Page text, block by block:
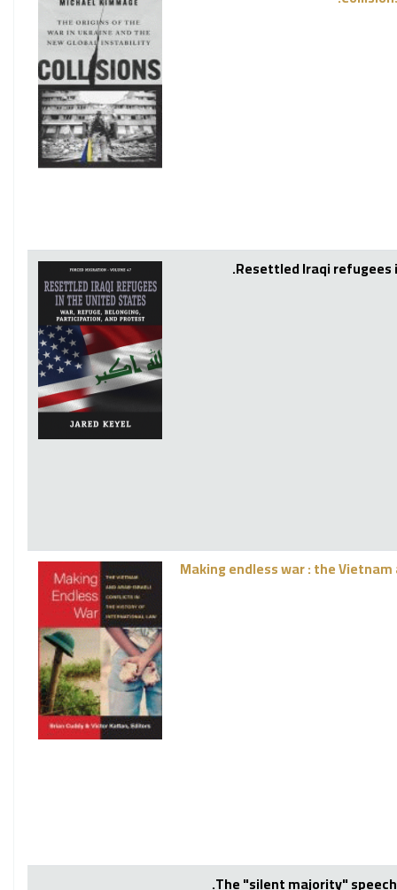
Resettled Iraqi
Making endless war : the
The "silent majority"